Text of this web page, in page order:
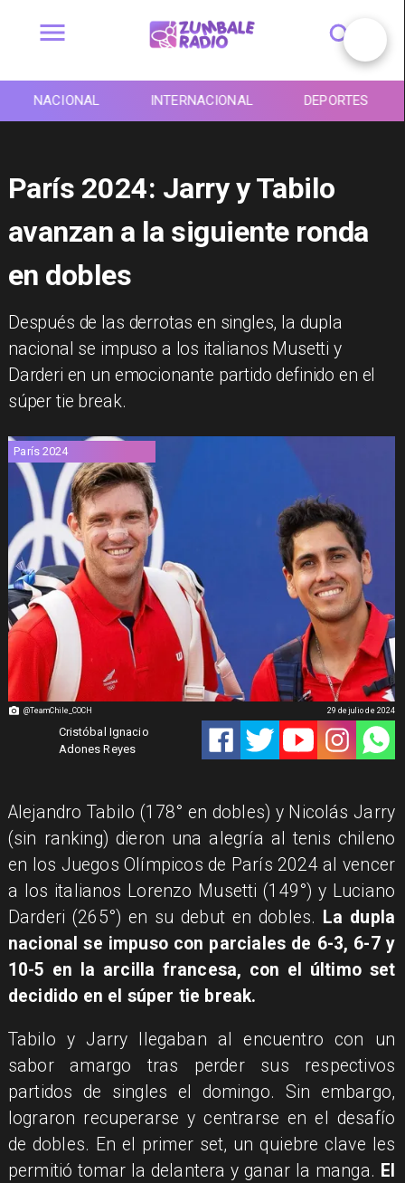
NACIONAL INTERNACIONAL DEPORTES
París 2024: Jarry y Tabilo
avanzan a la siguiente ronda
en dobles
​Después de las derrotas en singles, la dupla
nacional se impuso a los italianos Musetti y
Darderi en un emocionante partido definido en el
súper tie break.
@TeamChile_COCH
París 2024
Cristóbal Ignacio
Adones Reyes
29 de julio de 2024
Alejandro Tabilo (178° en dobles) y Nicolás Jarry
(sin ranking) dieron una alegría al tenis chileno
en los Juegos Olímpicos de París 2024 al vencer
a los italianos Lorenzo Musetti (149°) y Luciano
Darderi (265°) en su debut en dobles. La dupla
nacional se impuso con parciales de 6-3, 6-7 y
10-5 en la arcilla francesa, con el último set
decidido en el súper tie break.
Tabilo y Jarry llegaban al encuentro con un
sabor amargo tras perder sus respectivos
partidos de singles el domingo. Sin embargo,
lograron recuperarse y centrarse en el desafío
de dobles. En el primer set, un quiebre clave les
permitió tomar la delantera y ganar la manga. El